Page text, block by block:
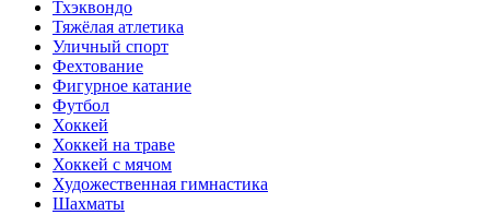
Тхэквондо
Тяжёлая атлетика
Уличный спорт
Фехтование
Фигурное катание
Футбол
Хоккей
Хоккей на траве
Хоккей с мячом
Художественная гимнастика
Шахматы